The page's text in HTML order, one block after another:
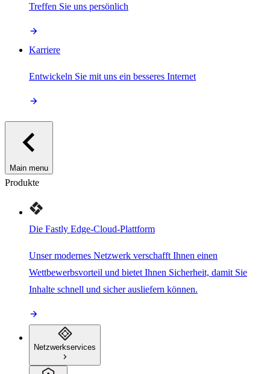
Treffen Sie uns persönlich
Karriere
Entwickeln Sie mit uns ein besseres Internet
Main menu
Produkte
Die Fastly Edge-Cloud-Plattform
Unser modernes Netzwerk verschafft Ihnen einen
Wettbewerbsvorteil und bietet Ihnen Sicherheit, damit Sie
Inhalte schnell und sicher ausliefern können.
Netzwerkservices